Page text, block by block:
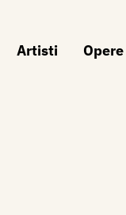
Artisti Opere